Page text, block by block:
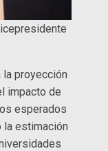
proyección
impacto de
esperados
la estimación